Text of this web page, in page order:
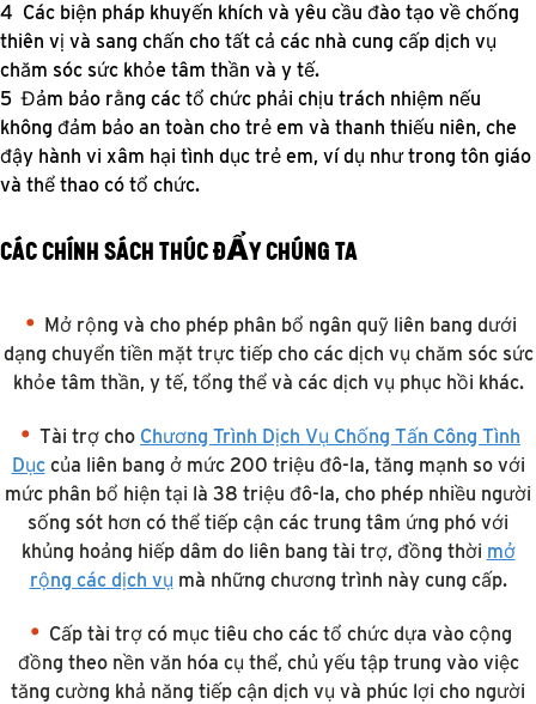
Các biện pháp khuyến khích và yêu cầu đào tạo về chống
thiên vị và sang chấn cho tất cả các nhà cung cấp dịch vụ
chăm sóc sức khỏe tâm thần và y tế.
Đảm bảo rằng các tổ chức phải chịu trách nhiệm nếu
không đảm bảo an toàn cho trẻ em và thanh thiếu niên, che
đậy hành vi xâm hại tình dục trẻ em, ví dụ như trong tôn giáo
và thể thao có tổ chức.
CÁC CHÍNH SÁCH THÚC ĐẨY CHÚNG TA
Mở rộng và cho phép phân bổ ngân quỹ liên bang dưới
dạng chuyển tiền mặt trực tiếp cho các dịch vụ chăm sóc sức
khỏe tâm thần, y tế, tổng thể và các dịch vụ phục hồi khác.
Tài trợ cho Chương Trình Dịch Vụ Chống Tấn Công Tình
Dụccủa liên bang ở mức 200 triệu đô-la, tăng mạnh so với
mức phân bổ hiện tại là 38 triệu đô-la, cho phép nhiều người
sống sót hơn có thể tiếp cận các trung tâm ứng phó với
khủng hoảng hiếp dâm do liên bang tài trợ, đồng thời mở
rộng các dịch vụ mà những chương trình này cung cấp.
Cấp tài trợ có mục tiêu cho các tổ chức dựa vào cộng
đồng theo nền văn hóa cụ thể, chủ yếu tập trung vào việc
tăng cường khả năng tiếp cận dịch vụ và phúc lợi cho người